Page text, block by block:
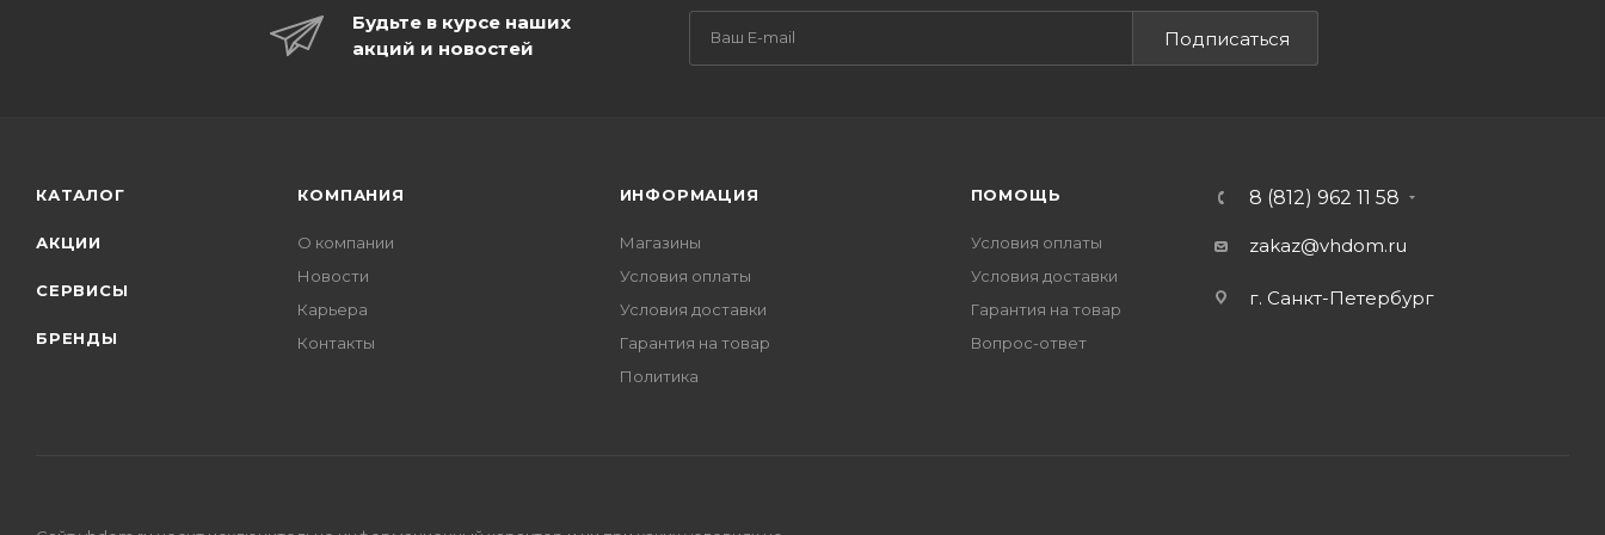
Будьте в курсе наших
акций и новостей
Подписаться
КАТАЛОГ
АКЦИИ
СЕРВИСЫ
БРЕНДЫ
КОМПАНИЯ
О компании
Новости
Карьера
Контакты
ИНФОРМАЦИЯ
Магазины
Условия оплаты
Условия доставки
Гарантия на товар
Политика
ПОМОЩЬ
Условия оплаты
Условия доставки
Гарантия на товар
Вопрос-ответ
8 (812) 962 11 58
zakaz@vhdom.ru
г. Санкт-Петербург